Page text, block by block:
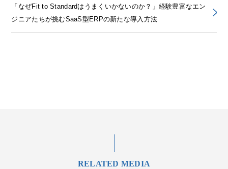
「なぜFit to Standardはうまくいかないのか？」経験豊富なエン
ジニアたちが挑むSaaS型ERPの新たな導入方法
RELATED MEDIA